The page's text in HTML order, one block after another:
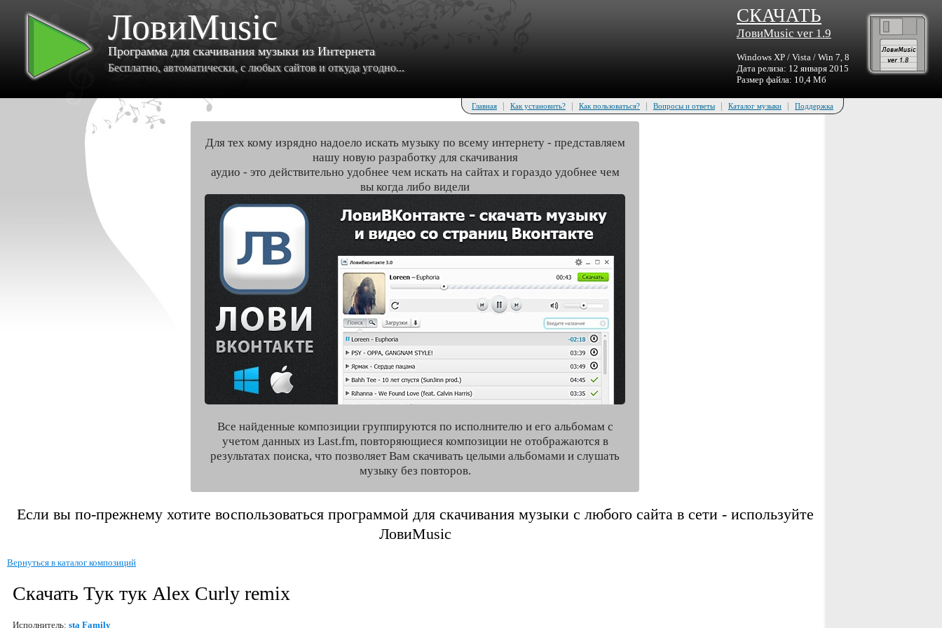
ЛовиMusic
Программа для скачивания музыки из Интернета
Бесплатно, автоматически, с любых сайтов и откуда угодно...
СКАЧАТЬ
ЛовиMusic ver 1.9
Windows XP / Vista / Win 7, 8
Дата релиза: 12 января 2015
Размер файла: 10,4 Мб
Главная | Как установить? | Как пользоваться? | Вопросы и ответы | Каталог музыки | Поддержка
Для тех кому изрядно надоело искать музыку по всему интернету - представляем
нашу новую разработку для скачивания
аудио - это действительно удобнее чем искать на сайтах и гораздо удобнее чем
вы когда либо видели
Все найденные композиции группируются по исполнителю и его альбомам с
учетом данных из Last.fm, повторяющиеся композиции не отображаются в
результатах поиска, что позволяет Вам скачивать целыми альбомами и слушать
музыку без повторов.
Если вы по-прежнему хотите воспользоваться программой для скачивания музыки с любого сайта в сети - используйте
ЛовиMusic
Вернуться в каталог композиций
Скачать Тук тук Alex Curly remix
Исполнитель: sta Family